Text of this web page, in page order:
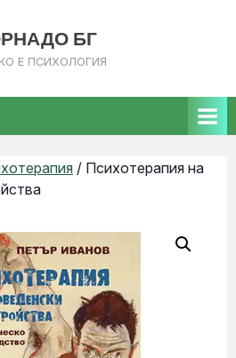
БГ
Е ПСИХОЛОГИЯ
/ Психотерапия на